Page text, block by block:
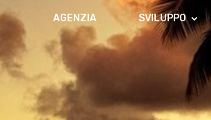
AGENZIA SVILUPPO